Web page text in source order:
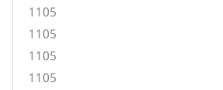
1105
1105
1105
1105